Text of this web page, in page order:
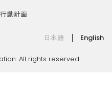
動計画
日本語
English
All rights reserved.